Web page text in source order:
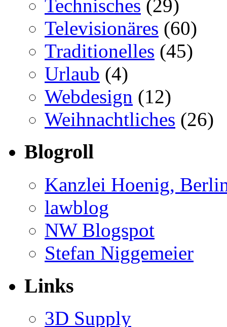
Technisches (29)
Televisionäres (60)
Traditionelles (45)
Urlaub (4)
Webdesign (12)
Weihnachtliches (26)
Blogroll
Kanzlei Hoenig,
lawblog
NW Blogspot
Stefan Niggemeier
Links
3D Supply